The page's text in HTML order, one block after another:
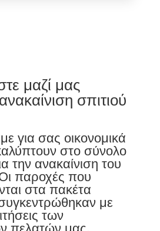
μαζί μας
σπιτιού
για σας οικονομικά
στο σύνολο
την ανακαίνιση του
παροχές που
στα πακέτα
με
των
πελατών μας.